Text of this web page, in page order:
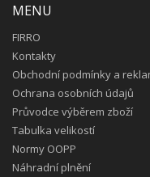
MENU
FIRRO
Kontakty
Obchodní podmínky a
Ochrana osobních údajů
Průvodce výběrem zboží
Tabulka velikostí
Normy OOPP
Náhradní plnění